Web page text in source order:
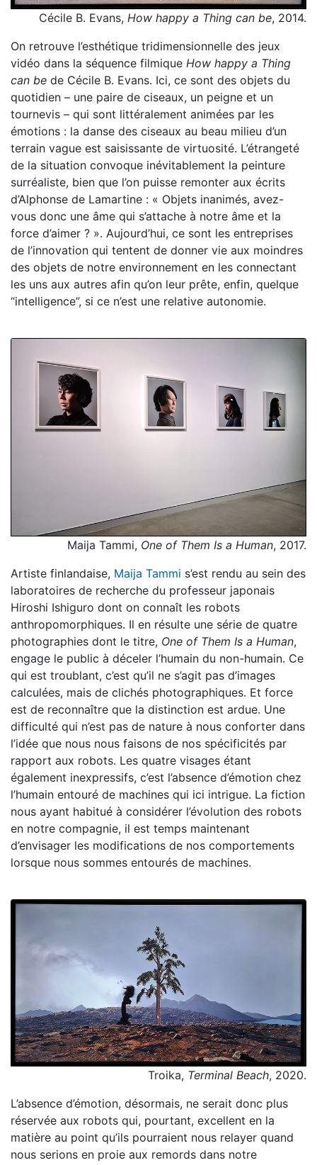
Cécile B. Evans, How happy a Thing can be, 2014.
On retrouve l’esthétique tridimensionnelle des jeux
vidéo dans la séquence filmique How happy a Thing
can be de Cécile B. Evans. Ici, ce sont des objets du
quotidien – une paire de ciseaux, un peigne et un
tournevis – qui sont littéralement animées par les
émotions : la danse des ciseaux au beau milieu d’un
terrain vague est saisissante de virtuosité. L’étrangeté
de la situation convoque inévitablement la peinture
surréaliste, bien que l’on puisse remonter aux écrits
d’Alphonse de Lamartine : « Objets inanimés, avez-
vous donc une âme qui s’attache à notre âme et la
force d’aimer ? ». Aujourd’hui, ce sont les entreprises
de l’innovation qui tentent de donner vie aux moindres
des objets de notre environnement en les connectant
les uns aux autres afin qu’on leur prête, enfin, quelque
“intelligence”, si ce n’est une relative autonomie.
Maija Tammi, One of Them Is a Human, 2017.
Artiste finlandaise, Maija Tammi s’est rendu au sein des
laboratoires de recherche du professeur japonais
Hiroshi Ishiguro dont on connaît les robots
anthropomorphiques. Il en résulte une série de quatre
photographies dont le titre, One of Them Is a Human,
engage le public à déceler l’humain du non-humain. Ce
qui est troublant, c’est qu’il ne s’agit pas d’images
calculées, mais de clichés photographiques. Et force
est de reconnaître que la distinction est ardue. Une
difficulté qui n’est pas de nature à nous conforter dans
l’idée que nous nous faisons de nos spécificités par
rapport aux robots. Les quatre visages étant
également inexpressifs, c’est l’absence d’émotion chez
l’humain entouré de machines qui ici intrigue. La fiction
nous ayant habitué à considérer l’évolution des robots
en notre compagnie, il est temps maintenant
d’envisager les modifications de nos comportements
lorsque nous sommes entourés de machines.
Troika, Terminal Beach, 2020.
L’absence d’émotion, désormais, ne serait donc plus
réservée aux robots qui, pourtant, excellent en la
matière au point qu’ils pourraient nous relayer quand
nous serions en proie aux remords dans notre